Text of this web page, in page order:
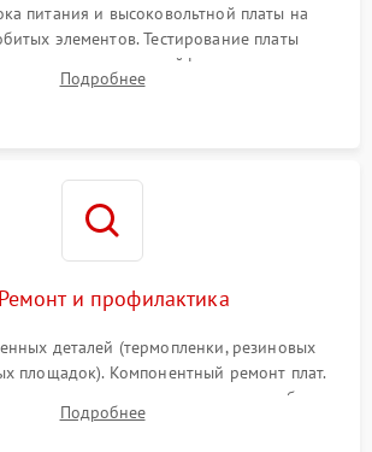
питания и высоковольтной платы на
элементов. Тестирование платы
целостности шлейфов, контактов
(датчиков прохождения и наличия
Подробнее
и профилактика
деталей (термопленки, резиновых
площадок). Компонентный ремонт плат.
тракта печати, контактов и линз блока
от просыпанного тонера и пыли.
Подробнее